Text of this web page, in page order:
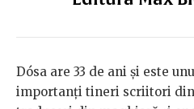
Dósa are 33 de ani și este
importanți tineri scriitori din